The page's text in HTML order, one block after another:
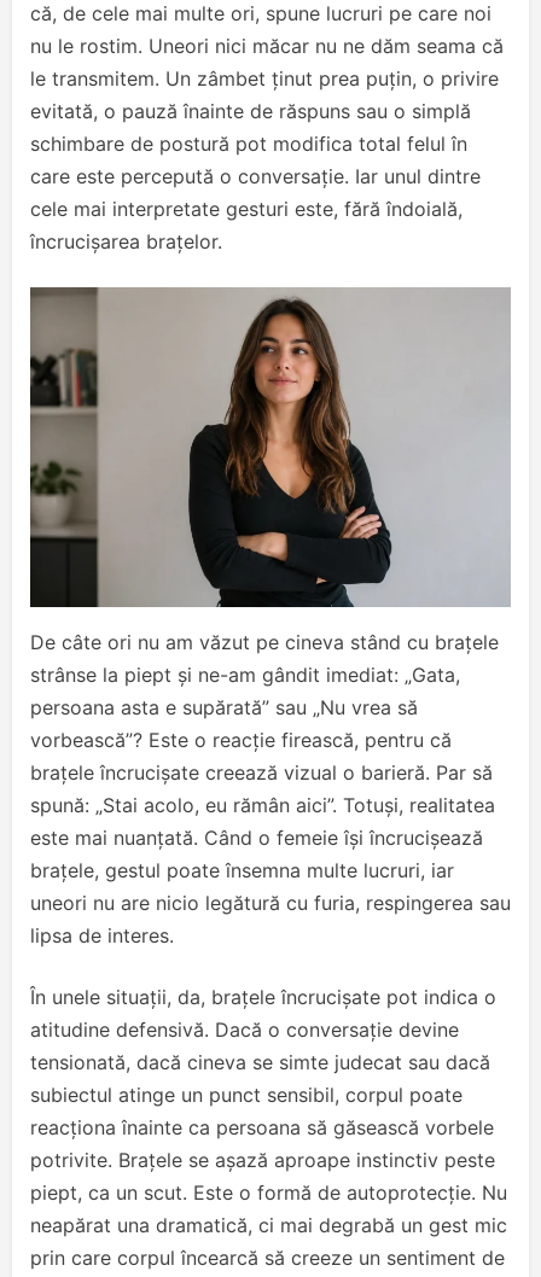
că, de cele mai multe ori, spune lucruri pe care noi
nu le rostim. Uneori nici măcar nu ne dăm seama că
le transmitem. Un zâmbet ținut prea puțin, o privire
evitată, o pauză înainte de răspuns sau o simplă
schimbare de postură pot modifica total felul în
care este percepută o conversație. Iar unul dintre
cele mai interpretate gesturi este, fără îndoială,
încrucișarea brațelor.
De câte ori nu am văzut pe cineva stând cu brațele
strânse la piept și ne-am gândit imediat: „Gata,
persoana asta e supărată” sau „Nu vrea să
vorbească”? Este o reacție firească, pentru că
brațele încrucișate creează vizual o barieră. Par să
spună: „Stai acolo, eu rămân aici”. Totuși, realitatea
este mai nuanțată. Când o femeie își încrucișează
brațele, gestul poate însemna multe lucruri, iar
uneori nu are nicio legătură cu furia, respingerea sau
lipsa de interes.
În unele situații, da, brațele încrucișate pot indica o
atitudine defensivă. Dacă o conversație devine
tensionată, dacă cineva se simte judecat sau dacă
subiectul atinge un punct sensibil, corpul poate
reacționa înainte ca persoana să găsească vorbele
potrivite. Brațele se așază aproape instinctiv peste
piept, ca un scut. Este o formă de autoprotecție. Nu
neapărat una dramatică, ci mai degrabă un gest mic
prin care corpul încearcă să creeze un sentiment de